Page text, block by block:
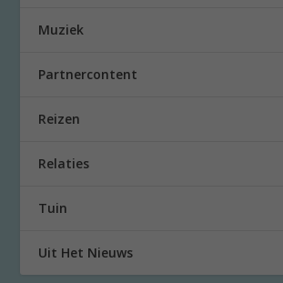
Muziek
Partnercontent
Reizen
Relaties
Tuin
Uit Het Nieuws